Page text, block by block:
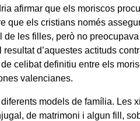
afirmar que els moriscos
que els cristians només
de les filles, però no
d’aquestes actituds
de celibat definitiu entre els
valencianes.
models de família. Les
de matrimoni i algun fill,